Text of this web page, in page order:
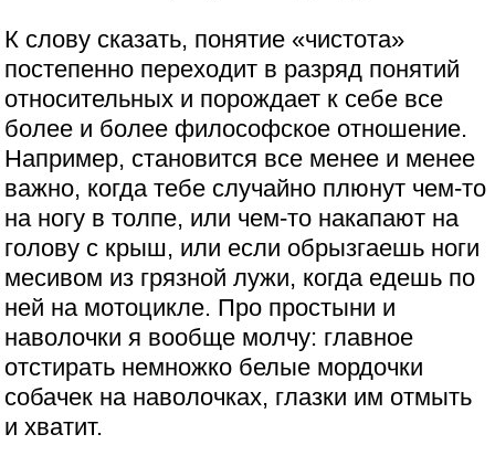
К слову сказать, понятие «чистота»
постепенно переходит в разряд понятий
относительных и порождает к себе все
более и более философское отношение.
Например, становится все менее и менее
важно, когда тебе случайно плюнут чем-то
на ногу в толпе, или чем-то накапают на
голову с крыш, или если обрызгаешь ноги
месивом из грязной лужи, когда едешь по
ней на мотоцикле. Про простыни и
наволочки я вообще молчу: главное
отстирать немножко белые мордочки
собачек на наволочках, глазки им отмыть
и хватит.